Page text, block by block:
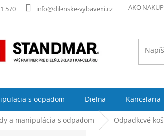
570 info@dilenske-vybaveni.cz AKO
s odpadom Dielňa Kancelária
a manipulácia s odpadom Odpadkové